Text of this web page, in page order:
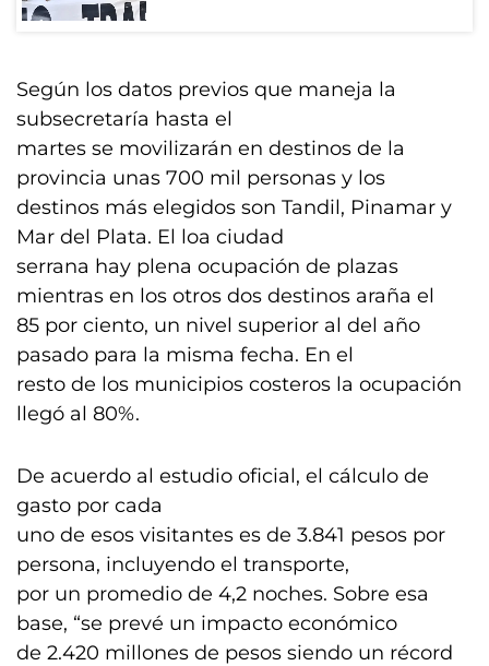
Según los datos previos que maneja la
subsecretaría hasta el
martes se movilizarán en destinos de la
provincia unas 700 mil personas y los
destinos más elegidos son Tandil, Pinamar y
Mar del Plata. El loa ciudad
serrana hay plena ocupación de plazas
mientras en los otros dos destinos araña el
85 por ciento, un nivel superior al del año
pasado para la misma fecha. En el
resto de los municipios costeros la ocupación
llegó al 80%.
De acuerdo al estudio oficial, el cálculo de
gasto por cada
uno de esos visitantes es de 3.841 pesos por
persona, incluyendo el transporte,
por un promedio de 4,2 noches. Sobre esa
base, “se prevé un impacto económico
de 2.420 millones de pesos siendo un récord